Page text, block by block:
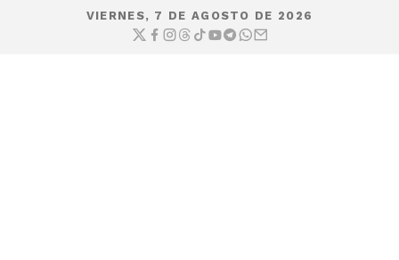
VIERNES, 7 DE AGOSTO DE 2026